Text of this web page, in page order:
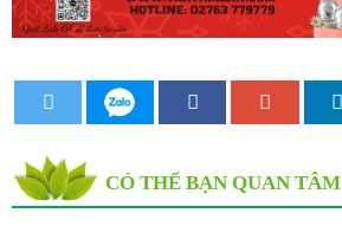
CÓ THỂ BẠN QUAN TÂM